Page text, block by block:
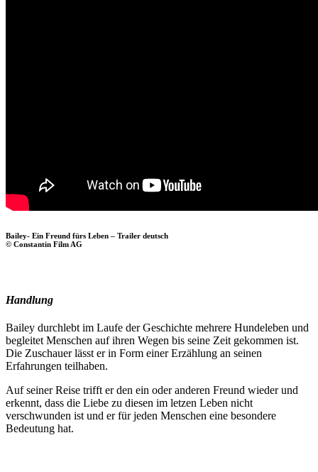
Bailey- Ein Freund fürs Leben – Trailer deutsch
© Constantin Film AG
Handlung
Bailey durchlebt im Laufe der Geschichte mehrere Hundeleben und
begleitet Menschen auf ihren Wegen bis seine Zeit gekommen ist.
Die Zuschauer lässt er in Form einer Erzählung an seinen
Erfahrungen teilhaben.
Auf seiner Reise trifft er den ein oder anderen Freund wieder und
erkennt, dass die Liebe zu diesen im letzen Leben nicht
verschwunden ist und er für jeden Menschen eine besondere
Bedeutung hat.